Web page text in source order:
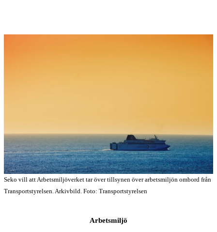
Seko vill att Arbetsmiljöverket tar över tillsynen över arbetsmiljön ombord från
Transportstyrelsen. Arkivbild. Foto: Transportstyrelsen
Arbetsmiljö